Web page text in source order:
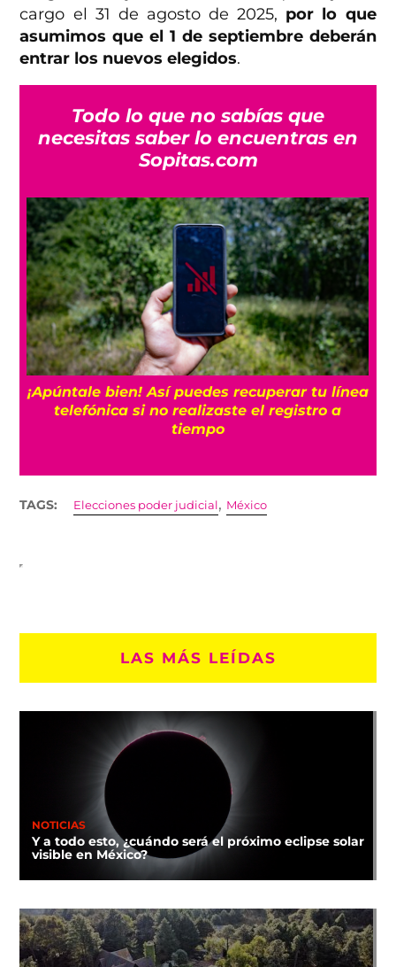
cargo el 31 de agosto de 2025, por lo que
asumimos que el 1 de septiembre deberán
entrar los nuevos elegidos.
Todo lo que no sabías que
necesitas saber lo encuentras en
Sopitas.com
¡Apúntale bien! Así puedes recuperar tu línea
telefónica si no realizaste el registro a
tiempo
TAGS: Elecciones poder judicial , México
LAS MÁS LEÍDAS
NOTICIAS
Y a todo esto, ¿cuándo será el próximo eclipse solar
visible en México?